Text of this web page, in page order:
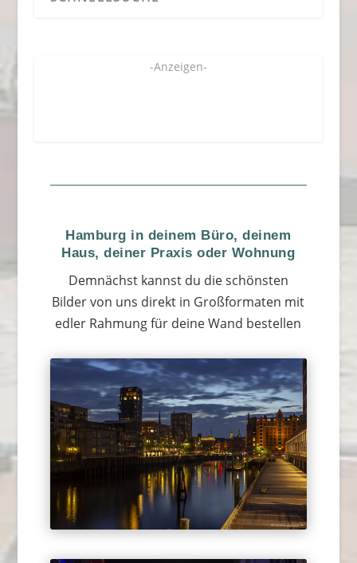
-Anzeigen-
Hamburg in deinem Büro, deinem
Haus, deiner Praxis oder Wohnung
Demnächst kannst du die schönsten
Bilder von uns direkt in Großformaten mit
edler Rahmung für deine Wand bestellen